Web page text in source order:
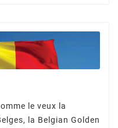
le veux la
la Belgian Golden